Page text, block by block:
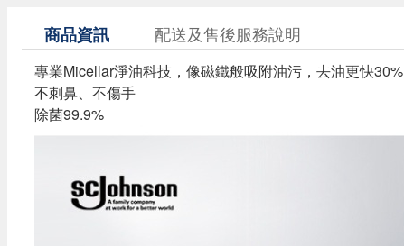
商品資訊 配送及售後服務說明
專業Micellar淨油科技，像磁鐵般吸附油污，去油更快30%
不刺鼻、不傷手
除菌99.9%